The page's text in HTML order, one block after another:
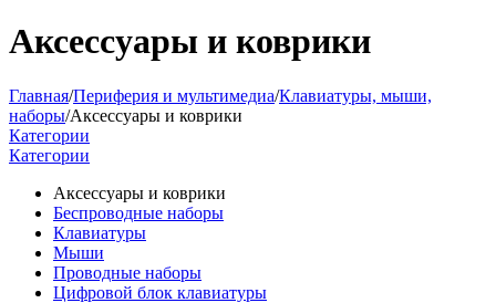
Аксессуары и коврики
Главная/Периферия и мультимедиа/Клавиатуры, мыши,
наборы/Аксессуары и коврики
Категории
Категории
Аксессуары и коврики
Беспроводные наборы
Клавиатуры
Мыши
Проводные наборы
Цифровой блок клавиатуры